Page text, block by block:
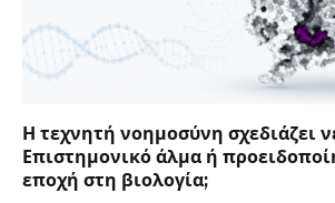
Η τεχνητή νοημοσύνη σχεδιάζει
Επιστημονικό άλμα ή
εποχή στη βιολογία;